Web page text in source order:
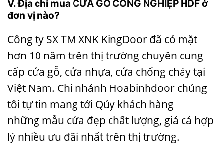
V. Địa chỉ mua CỬA GỖ CÔNG NGHIỆP HDF ở
đơn vị nào?
Công ty SX TM XNK KingDoor đã có mặt
hơn 10 năm trên thị trường chuyên cung
cấp cửa gỗ, cửa nhựa, cửa chống cháytại
Việt Nam. Chi nhánh Hoabinhdoor chúng
tôi tự tin mang tới Qúy khách hàng
những mẫu cửa đẹp chất lượng, giá cả hợp
lý nhiều ưu đãi nhất trên thị trường.